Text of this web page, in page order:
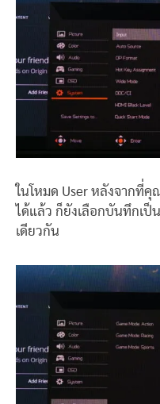
ในโหมด User หลังจากที่คุ
ได้แล้ว ก็ยังเลือกบันทึกเป็
เดียวกัน